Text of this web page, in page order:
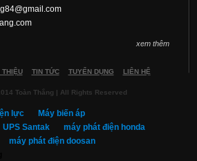
xem thêm
TIN TỨC TUYỂN DỤNG LIÊN HỆ
Toàn Thắng | All Rights Reserved
lực
Máy biến áp
UPS Santak
máy phát điện honda
máy phát điện doosan